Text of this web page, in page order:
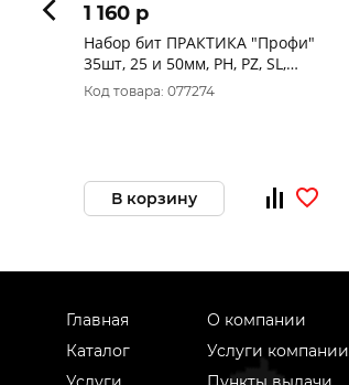
1 160 p
Набор бит ПРАКТИКА "Профи"
35шт, 25 и 50мм, PH, PZ, SL,
Hex, Torx, Tri-Wing, 779-004
Код товара: 077274
В корзину
Главная
Каталог
О компании
Услуги компании